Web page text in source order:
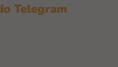
Telegram